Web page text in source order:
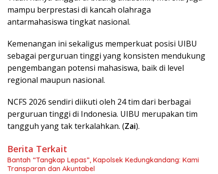
mampu berprestasi di kancah olahraga
antarmahasiswa tingkat nasional.
Kemenangan ini sekaligus memperkuat posisi UIBU
sebagai perguruan tinggi yang konsisten mendukung
pengembangan potensi mahasiswa, baik di level
regional maupun nasional.
NCFS 2026 sendiri diikuti oleh 24 tim dari berbagai
perguruan tinggi di Indonesia. UIBU merupakan tim
tangguh yang tak terkalahkan. (Zai).
Berita Terkait
Bantah “Tangkap Lepas”, Kapolsek Kedungkandang: Kami
Transparan dan Akuntabel